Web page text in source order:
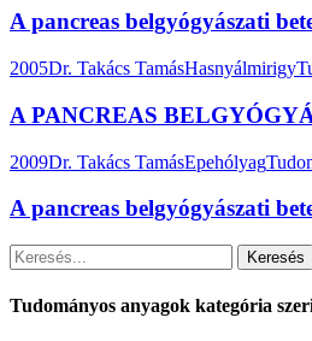
A pancreas belgyógyászati
2005Dr. Takács TamásHasnyálmirigy
A PANCREAS
2009Dr. Takács TamásEpehólyag
A pancreas belgyógyászati
Keresés
Tudományos anyagok kategória